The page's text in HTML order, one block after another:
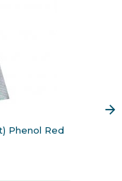
Phenol Red